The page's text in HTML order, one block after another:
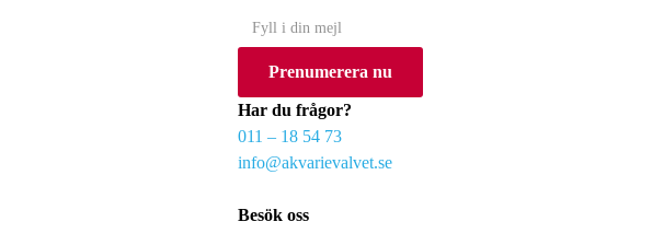
o
r
Prenumerera nu
Har du frågor?
011 – 18 54 73
info@akvarievalvet.se
Besök oss